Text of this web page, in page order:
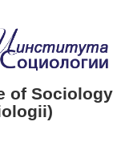
of Sociology